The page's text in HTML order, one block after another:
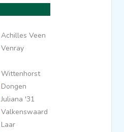
Achilles Veen
Venray
Wittenhorst
Dongen
Juliana '31
Valkenswaard
Laar